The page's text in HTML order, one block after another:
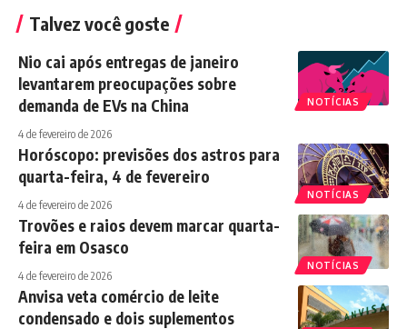
Talvez você goste
NOTÍCIAS
Nio cai após entregas de janeiro
levantarem preocupações sobre
demanda de EVs na China
4 de fevereiro de 2026
NOTÍCIAS
Horóscopo: previsões dos astros para
quarta-feira, 4 de fevereiro
4 de fevereiro de 2026
NOTÍCIAS
Trovões e raios devem marcar quarta-
feira em Osasco
4 de fevereiro de 2026
Anvisa veta comércio de leite
condensado e dois suplementos